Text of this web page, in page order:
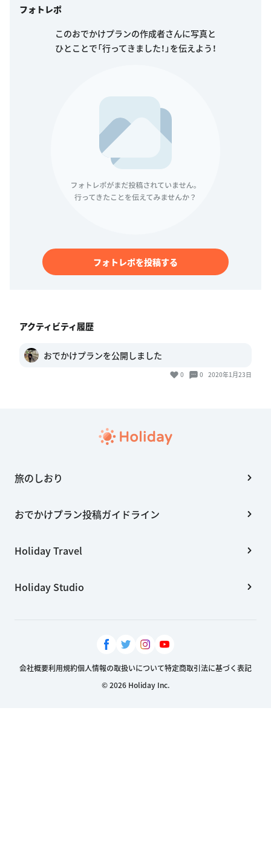
フォトレポ
このおでかけプランの作成者さんに写真と
ひとことで「行ってきました！」を伝えよう！
フォトレポを投稿する
アクティビティ履歴
おでかけプランを公開しました
0 0 2020年1月23日
旅のしおり
おでかけプラン投稿ガイドライン
Holiday Travel
Holiday Studio
会社概要利用規約個人情報の取扱いについて特定商取引法に基づく表記
© 2026 Holiday Inc.